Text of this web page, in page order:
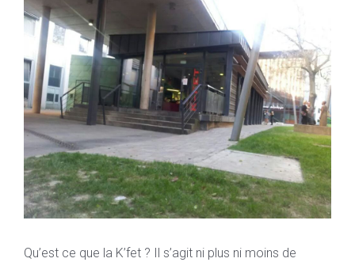
Qu’est ce que la K’fet ? Il s’agit ni plus ni moins de